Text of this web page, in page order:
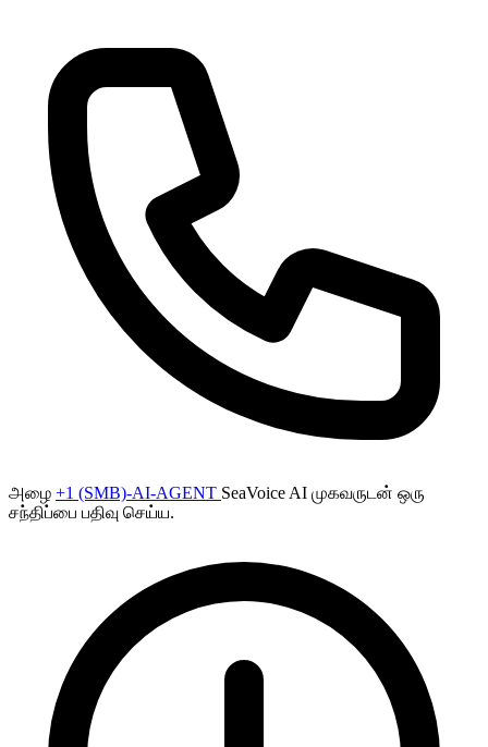
அழை +1 (SMB)-AI-AGENT SeaVoice AI முகவருடன் ஒரு
சந்திப்பை பதிவு செய்ய.